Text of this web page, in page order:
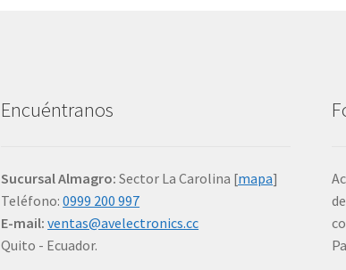
Encuéntranos
Sucursal Almagro:Sector La Carolina [mapa]
Teléfono:0999 200 997
E-mail:ventas@avelectronics.cc
Quito - Ecuador.